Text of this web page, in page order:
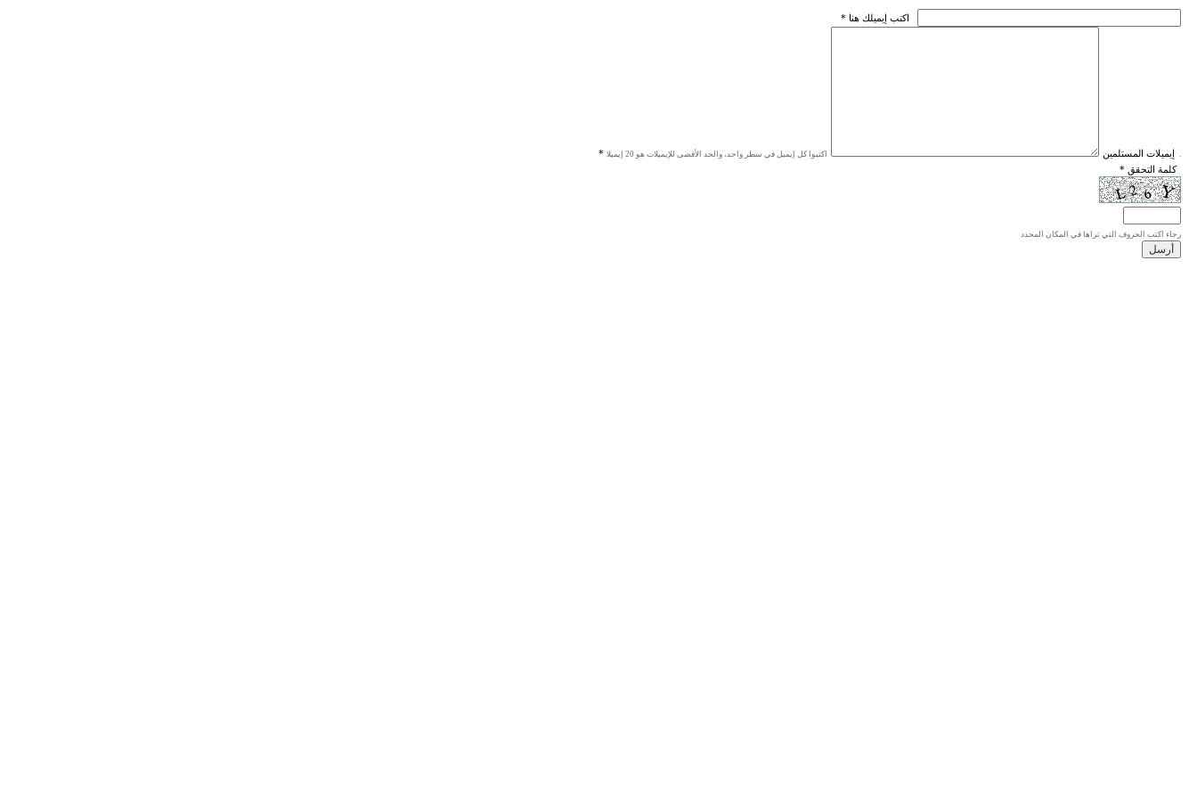
* اكتب إيميلك هنا
* إيميلات المستلمين اكتبوا كل إيميل في سطر واحد، والحد الأقصى للإيميلات هو 20 إيميلا.
* كلمة التحقق
رجاء اكتب الحروف التي تراها في المكان المحدد